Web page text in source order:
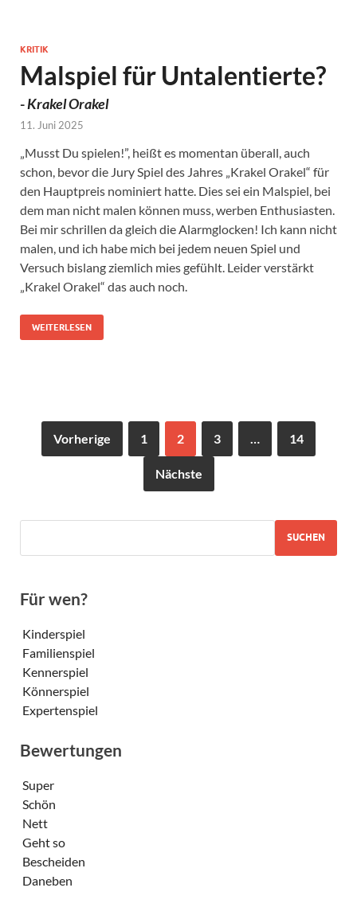
KRITIK
Malspiel für Untalentierte?
-Krakel Orakel
11. Juni 2025
„Musst Du spielen!”, heißt es momentan überall, auch
schon, bevor die Jury Spiel des Jahres „Krakel Orakel“ für
den Hauptpreis nominiert hatte. Dies sei ein Malspiel, bei
dem man nicht malen können muss, werben Enthusiasten.
Bei mir schrillen da gleich die Alarmglocken! Ich kann nicht
malen, und ich habe mich bei jedem neuen Spiel und
Versuch bislang ziemlich mies gefühlt. Leider verstärkt
„Krakel Orakel“ das auch noch.
WEITERLESEN
Vorherige 1 2 3 14
Nächste
SUCHEN
Für wen?
Kinderspiel
Familienspiel
Kennerspiel
Könnerspiel
Expertenspiel
Bewertungen
Super
Schön
Nett
Geht so
Bescheiden
Daneben